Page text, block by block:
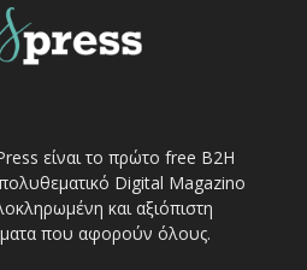
είναι το πρώτο free Β2Η
Digital Magazino
και αξιόπιστη
που αφορούν όλους.